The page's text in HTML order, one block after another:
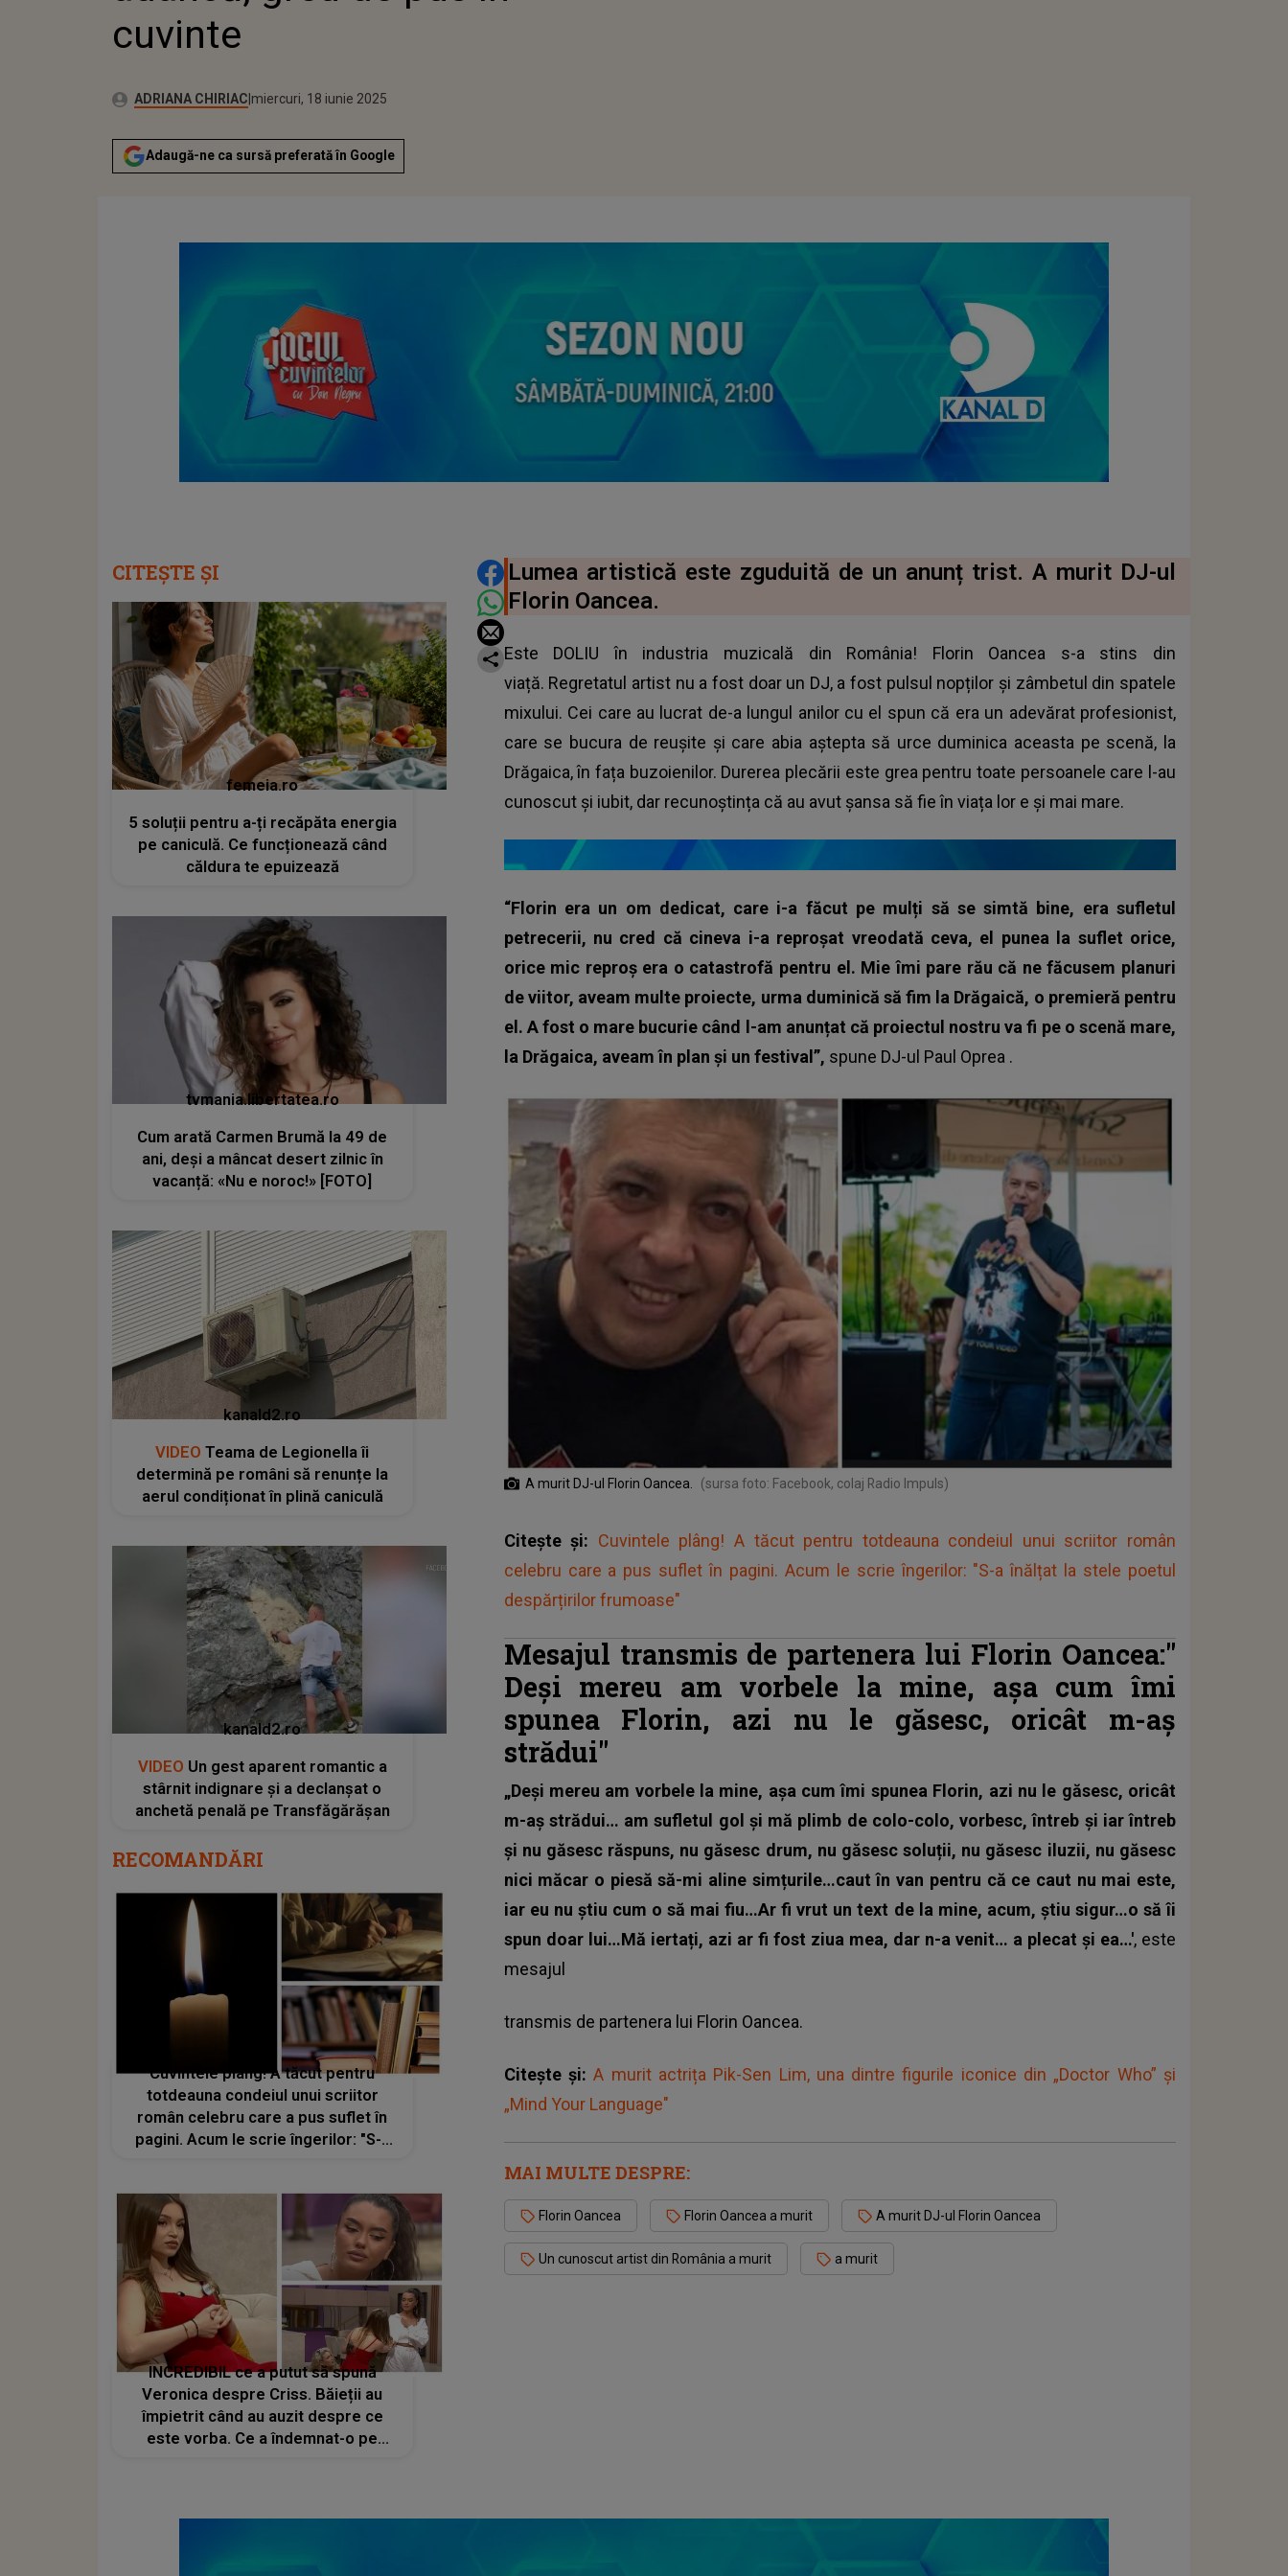
cuvinte
Autor:ADRIANA CHIRIACPublicat:
miercuri, 18 iunie 2025
Actualizat:
miercuri, 18 iunie 2025
Adaugă-ne ca sursă preferată în Google
DISTRIBUIE ARTICOLUL
Lumea artistică este zguduită de un anunț trist. A murit DJ-ul
Florin Oancea.
Este DOLIU în industria muzicală din România! Florin Oancea s-a stins din
viață. Regretatul artist nu a fost doar un DJ, a fost pulsul nopților și zâmbetul din spatele
mixului. Cei care au lucrat de-a lungul anilor cu el spun că era un adevărat profesionist,
care se bucura de reușite și care abia aștepta să urce duminica aceasta pe scenă, la
Drăgaica, în fața buzoienilor. Durerea plecării este grea pentru toate persoanele care l-au
cunoscut și iubit, dar recunoștința că au avut șansa să fie în viața lor e și mai mare.
“Florin era un om dedicat, care i-a făcut pe mulți să se simtă bine, era sufletul
petrecerii, nu cred că cineva i-a reproșat vreodată ceva, el punea la suflet orice,
orice mic reproș era o catastrofă pentru el. Mie îmi pare rău că ne făcusem planuri
de viitor, aveam multe proiecte, urma duminică să fim la Drăgaică, o premieră pentru
el. A fost o mare bucurie când l-am anunțat că proiectul nostru va fi pe o scenă mare,
la Drăgaica, aveam în plan și un festival”, spune DJ-ul Paul Oprea .
A murit DJ-ul Florin Oancea. (sursa foto: Facebook, colaj Radio Impuls)
Citește și: Cuvintele plâng! A tăcut pentru totdeauna condeiul unui scriitor român
celebru care a pus suflet în pagini. Acum le scrie îngerilor: "S-a înălțat la stele poetul
despărțirilor frumoase"
Mesajul transmis de partenera lui Florin Oancea:"
Deși mereu am vorbele la mine, așa cum îmi
spunea Florin, azi nu le găsesc, oricât m-aș
strădui"
„Deși mereu am vorbele la mine, așa cum îmi spunea Florin, azi nu le găsesc, oricât
m-aș strădui… am sufletul gol și mă plimb de colo-colo, vorbesc, întreb și iar întreb
și nu găsesc răspuns, nu găsesc drum, nu găsesc soluții, nu găsesc iluzii, nu găsesc
nici măcar o piesă să-mi aline simțurile…caut în van pentru că ce caut nu mai este,
iar eu nu știu cum o să mai fiu…Ar fi vrut un text de la mine, acum, știu sigur…o să îi
spun doar lui…Mă iertați, azi ar fi fost ziua mea, dar n-a venit… a plecat și ea…', este
mesajul
transmis de partenera lui Florin Oancea.
Citește și:A murit actrița Pik-Sen Lim, una dintre figurile iconice din „Doctor Who” și
„Mind Your Language"
MAI MULTE DESPRE:
Florin Oancea Florin Oancea a murit A murit DJ-ul Florin Oancea
Un cunoscut artist din România a murit a murit
CITEȘTE ȘI
femeia.ro
5 soluții pentru a-ți recăpăta energia
pe caniculă. Ce funcționează când
căldura te epuizează
tvmania.libertatea.ro
Cum arată Carmen Brumă la 49 de
ani, deși a mâncat desert zilnic în
vacanță: «Nu e noroc!» [FOTO]
kanald2.ro
VIDEO Teama de Legionella îi
determină pe români să renunțe la
aerul condiționat în plină caniculă
kanald2.ro
VIDEO Un gest aparent romantic a
stârnit indignare și a declanșat o
anchetă penală pe Transfăgărășan
RECOMANDĂRI
Cuvintele plâng! A tăcut pentru
totdeauna condeiul unui scriitor
român celebru care a pus suflet în
pagini. Acum le scrie îngerilor: "S-a
INCREDIBIL ce a putut să spună
Veronica despre Criss. Băieții au
împietrit când au auzit despre ce
este vorba. Ce a îndemnat-o pe